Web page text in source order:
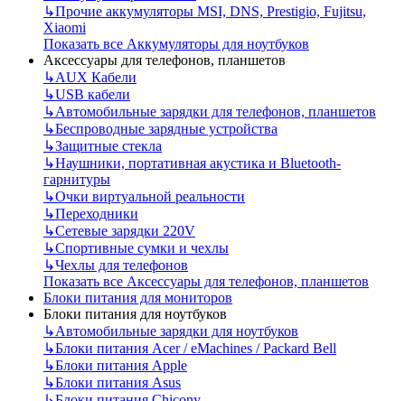
↳Прочие аккумуляторы MSI, DNS, Prestigio, Fujitsu,
Xiaomi
Показать все Аккумуляторы для ноутбуков
Аксессуары для телефонов, планшетов
↳AUX Кабели
↳USB кабели
↳Автомобильные зарядки для телефонов, планшетов
↳Беспроводные зарядные устройства
↳Защитные стекла
↳Наушники, портативная акустика и Bluetooth-
гарнитуры
↳Очки виртуальной реальности
↳Переходники
↳Сетевые зарядки 220V
↳Спортивные сумки и чехлы
↳Чехлы для телефонов
Показать все Аксессуары для телефонов, планшетов
Блоки питания для мониторов
Блоки питания для ноутбуков
↳Автомобильные зарядки для ноутбуков
↳Блоки питания Acer / eMachines / Packard Bell
↳Блоки питания Apple
↳Блоки питания Asus